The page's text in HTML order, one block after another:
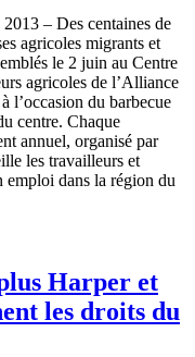
– Des centaines de
agricoles migrants et
le 2 juin au Centre
agricoles de l’Alliance
l’occasion du barbecue
centre. Chaque
annuel, organisé par
les travailleurs et
emploi dans la région du
Harper et
les droits du